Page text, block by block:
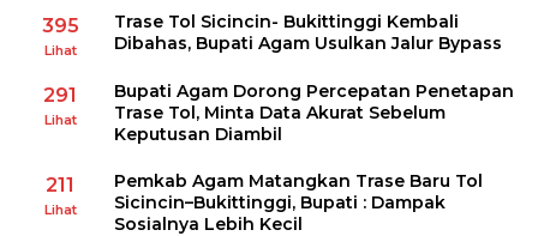
395
Lihat
Trase Tol Sicincin- Bukittinggi Kembali
Dibahas, Bupati Agam Usulkan Jalur Bypass
291
Lihat
Bupati Agam Dorong Percepatan Penetapan
Trase Tol, Minta Data Akurat Sebelum
Keputusan Diambil
211
Lihat
Pemkab Agam Matangkan Trase Baru Tol
Sicincin–Bukittinggi, Bupati : Dampak
Sosialnya Lebih Kecil